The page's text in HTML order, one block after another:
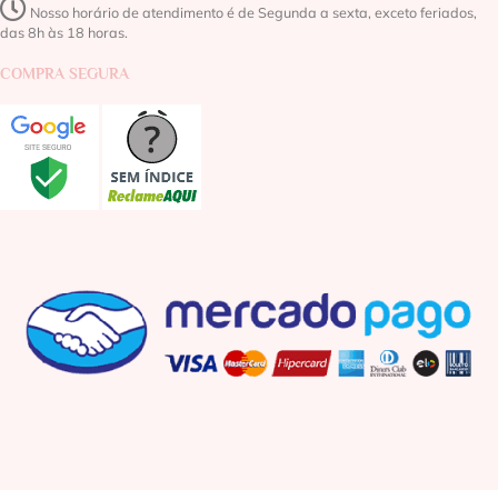
Nosso horário de atendimento é de Segunda a sexta, exceto feriados,
das 8h às 18 horas.
COMPRA SEGURA